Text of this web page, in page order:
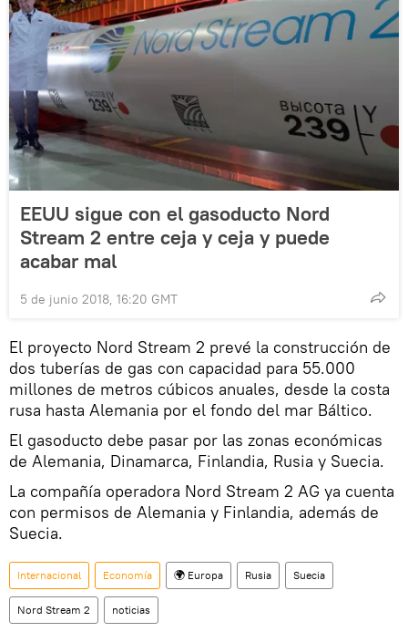
EEUU sigue con el gasoducto Nord
Stream 2 entre ceja y ceja y puede
acabar mal
5 de junio 2018, 16:20 GMT
El proyecto Nord Stream 2 prevé la construcción de
dos tuberías de gas con capacidad para 55.000
millones de metros cúbicos anuales, desde la costa
rusa hasta Alemania por el fondo del mar Báltico.
El gasoducto debe pasar por las zonas económicas
de Alemania, Dinamarca, Finlandia, Rusia y Suecia.
La compañía operadora Nord Stream 2 AG ya cuenta
con permisos de Alemania y Finlandia, además de
Suecia.
Internacional Economía 🌍 Europa Rusia Suecia
Nord Stream 2 noticias